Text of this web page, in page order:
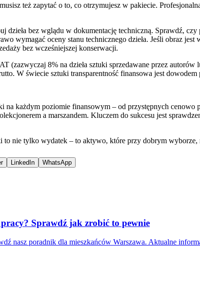
też zapytać o to, co otrzymujesz w pakiecie.
dzieła bez wglądu w dokumentację techniczną. Sprawdź,
wymagać oceny stanu technicznego dzieła. Jeśli obraz
bez wcześniejszej konserwacji.
(zazwyczaj 8% na dzieła sztuki sprzedawane przez
W świecie sztuki transparentność finansowa jest
na każdym poziomie finansowym – od przystępnych
a marszandem. Kluczem do sukcesu jest
to nie tylko wydatek – to aktywo, które przy dobrym
LinkedIn WhatsApp
Sprawdź jak zrobić to pewnie
nasz poradnik dla mieszkańców Warszawa. Aktualne